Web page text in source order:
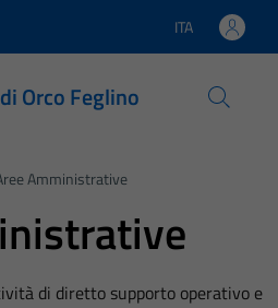
Lingua attiva:
ITA
Orco Feglino
Amministrative
di diretto supporto operativo e